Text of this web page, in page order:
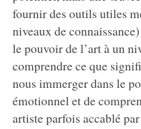
fournir des outils utiles
niveaux de
le pouvoir de l’art à un
comprendre ce que
nous immerger dans le
émotionnel et de
artiste parfois accablé